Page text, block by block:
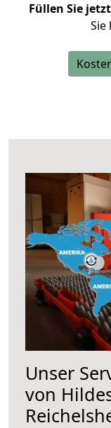
Füllen Sie
Sie
Unser
von